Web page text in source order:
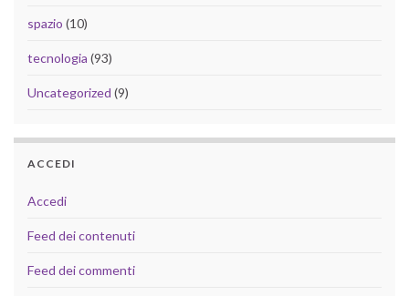
spazio (10)
tecnologia (93)
Uncategorized (9)
ACCEDI
Accedi
Feed dei contenuti
Feed dei commenti